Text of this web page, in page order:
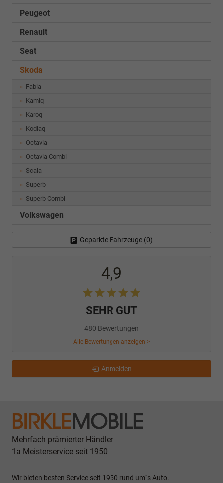
Peugeot
Renault
Seat
Skoda
Fabia
Kamiq
Karoq
Kodiaq
Octavia
Octavia Combi
Scala
Superb
Superb Combi
Volkswagen
Geparkte Fahrzeuge (0)
4,9
SEHR GUT
480 Bewertungen
Alle Bewertungen anzeigen >
Anmelden
Mehrfach prämierter Händler
1a Meisterservice seit 1950
Wir bieten besten Service seit 1950 rund um`s Auto.